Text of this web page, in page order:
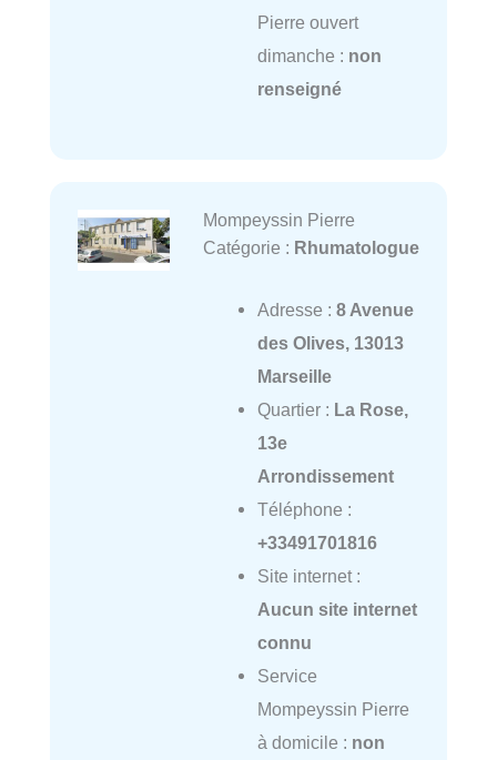
Pierre ouvert
dimanche : non
renseigné
Mompeyssin Pierre
Catégorie : Rhumatologue
Adresse : 8 Avenue
des Olives, 13013
Marseille
Quartier : La Rose,
13e
Arrondissement
Téléphone :
+33491701816
Site internet :
Aucun site internet
connu
Service
Mompeyssin Pierre
à domicile : non